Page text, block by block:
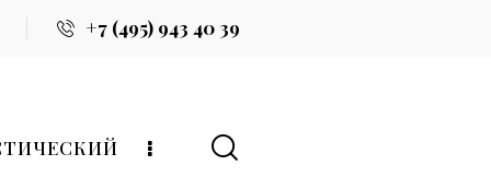
+7 (495) 943 40 39